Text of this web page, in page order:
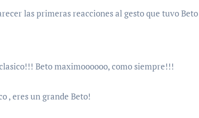
las primeras reacciones al gesto que tuvo Beto
Beto maximoooooo, como siempre!!!
, eres un grande Beto!